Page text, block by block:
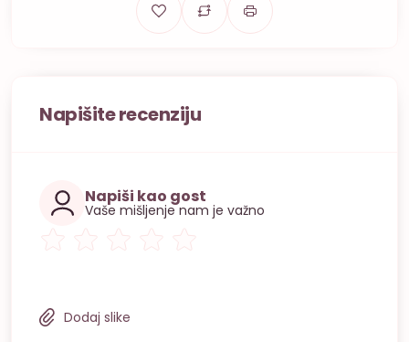
Napišite recenziju
Napiši kao gost
Vaše mišljenje nam je važno
Dodaj slike